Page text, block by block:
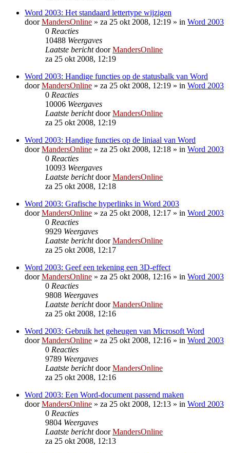
Word 2003: Het standaard lettertype wijzigen
doorMandersOnline » za 25 okt 2008, 12:19 » in Word 2003
0 Reacties
10488 Weergaves
Laatste berichtdoorMandersOnline
za 25 okt 2008, 12:19
Word 2003: Handige functies op de statusbalk van Word
doorMandersOnline » za 25 okt 2008, 12:19 » in Word 2003
0 Reacties
10006 Weergaves
Laatste berichtdoorMandersOnline
za 25 okt 2008, 12:19
Word 2003: Handige functies op de liniaal van Word
doorMandersOnline » za 25 okt 2008, 12:18 » in Word 2003
0 Reacties
10093 Weergaves
Laatste berichtdoorMandersOnline
za 25 okt 2008, 12:18
Word 2003: Grafische hyperlinks in Word 2003
doorMandersOnline » za 25 okt 2008, 12:17 » in Word 2003
0 Reacties
9929 Weergaves
Laatste berichtdoorMandersOnline
za 25 okt 2008, 12:17
Word 2003: Geef een tekening een 3D-effect
doorMandersOnline » za 25 okt 2008, 12:16 » in Word 2003
0 Reacties
9808 Weergaves
Laatste berichtdoorMandersOnline
za 25 okt 2008, 12:16
Word 2003: Gebruik het geheugen van Microsoft Word
doorMandersOnline » za 25 okt 2008, 12:16 » in Word 2003
0 Reacties
9789 Weergaves
Laatste berichtdoorMandersOnline
za 25 okt 2008, 12:16
Word 2003: Een Word-document passend maken
doorMandersOnline » za 25 okt 2008, 12:13 » in Word 2003
0 Reacties
9804 Weergaves
Laatste berichtdoorMandersOnline
za 25 okt 2008, 12:13